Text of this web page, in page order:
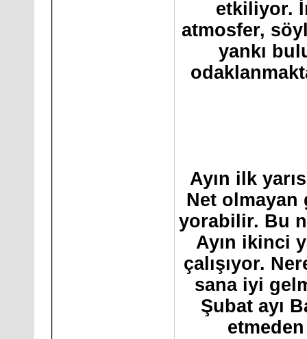
etkiliyor.
atmosfer,
yankı
Ayın ilk
Net olmayan
yorabilir. Bu
Ayın ikinci
çalışıyor.
sana iyi
Şubat ayı